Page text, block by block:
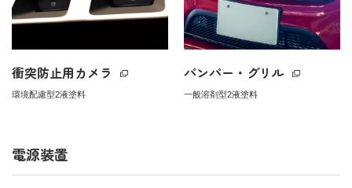
衝突防止用カメラ
環境配慮型2液塗料
バンパー・グリル
一般溶剤型2液塗料
電源装置